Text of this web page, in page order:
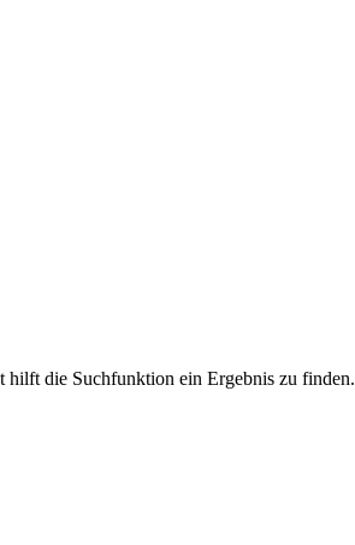
hilft die Suchfunktion ein Ergebnis zu finden.